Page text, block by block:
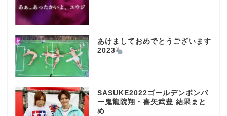
あけましておめでとうございます
2023
SASUKE2022ゴールデンボンバ
ー鬼龍院翔・喜矢武豊 結果まと
め